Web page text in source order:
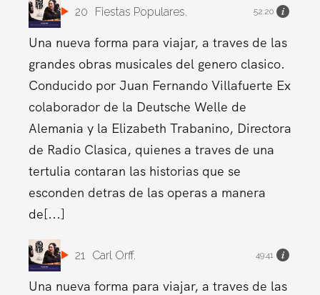
20 Fiestas Populares. 52:20
Una nueva forma para viajar, a traves de las
grandes obras musicales del genero clasico.
Conducido por Juan Fernando Villafuerte Ex
colaborador de la Deutsche Welle de
Alemania y la Elizabeth Trabanino, Directora
de Radio Clasica, quienes a traves de una
tertulia contaran las historias que se
esconden detras de las operas a manera
de[...]
21 Carl Orff. 49:41
Una nueva forma para viajar, a traves de las